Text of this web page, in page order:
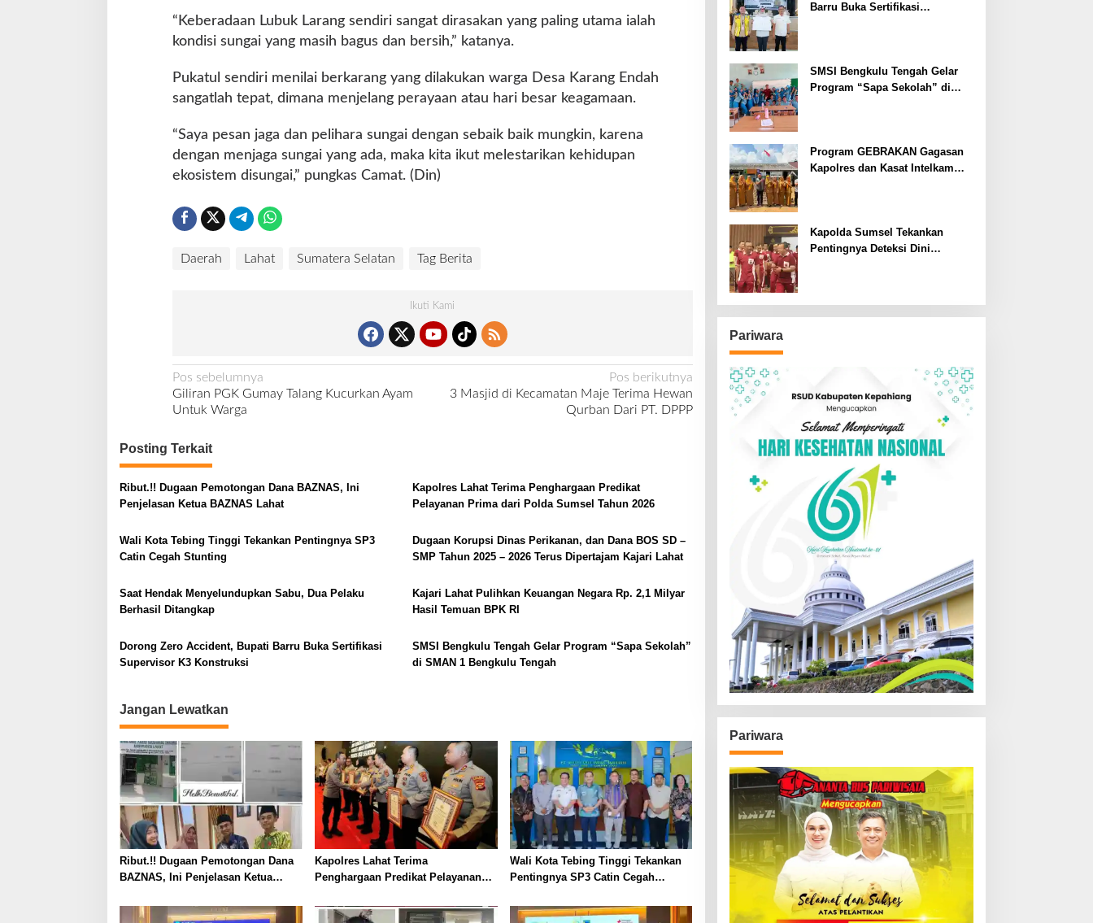
“Keberadaan Lubuk Larang sendiri sangat dirasakan yang paling utama ialah
kondisi sungai yang masih bagus dan bersih,” katanya.
Pukatul sendiri menilai berkarang yang dilakukan warga Desa Karang Endah
sangatlah tepat, dimana menjelang perayaan atau hari besar keagamaan.
“Saya pesan jaga dan pelihara sungai dengan sebaik baik mungkin, karena
dengan menjaga sungai yang ada, maka kita ikut melestarikan kehidupan
ekosistem disungai,” pungkas Camat. (Din)
Daerah Lahat Sumatera Selatan Tag Berita
Ikuti Kami
N
a
i
g
a
i
p
o
s
Pos sebelumnya
Giliran PGK Gumay Talang Kucurkan Ayam
Untuk Warga
Pos berikutnya
3 Masjid di Kecamatan Maje Terima Hewan
Qurban Dari PT. DPPP
Posting Terkait
Ribut.!! Dugaan Pemotongan Dana BAZNAS, Ini
Penjelasan Ketua BAZNAS Lahat
Kapolres Lahat Terima Penghargaan Predikat
Pelayanan Prima dari Polda Sumsel Tahun 2026
Wali Kota Tebing Tinggi Tekankan Pentingnya SP3
Catin Cegah Stunting
Dugaan Korupsi Dinas Perikanan, dan Dana BOS SD –
SMP Tahun 2025 – 2026 Terus Dipertajam Kajari Lahat
Saat Hendak Menyelundupkan Sabu, Dua Pelaku
Berhasil Ditangkap
Kajari Lahat Pulihkan Keuangan Negara Rp. 2,1 Milyar
Hasil Temuan BPK RI
Dorong Zero Accident, Bupati Barru Buka Sertifikasi
Supervisor K3 Konstruksi
SMSI Bengkulu Tengah Gelar Program “Sapa Sekolah”
di SMAN 1 Bengkulu Tengah
Jangan Lewatkan
Ribut.!! Dugaan Pemotongan Dana
BAZNAS, Ini Penjelasan Ketua
Kapolres Lahat Terima
Penghargaan Predikat Pelayanan
2026
Wali Kota Tebing Tinggi Tekankan
Pentingnya SP3 Catin Cegah
Barru Buka Sertifikasi
SMSI Bengkulu Tengah Gelar
Program “Sapa Sekolah” di
Program GEBRAKAN Gagasan
Kapolres dan Kasat Intelkam
Kapolda Sumsel Tekankan
Pentingnya Deteksi Dini
Pariwara
Pariwara